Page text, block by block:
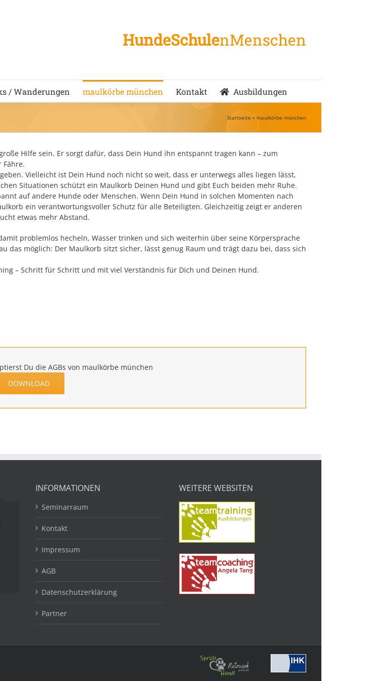
HundeSchulenMenschen
/ Wanderungen maulkörbe münchen Kontakt Ausbildungen
Startseite » maulkörbe münchen
Hilfe sein. Er sorgt dafür, dass Dein Hund ihn entspannt tragen kann – zum
Fähre.
Vielleicht ist Dein Hund noch nicht so weit, dass er unterwegs alles liegen lässt,
Situationen schützt ein Maulkorb Deinen Hund und gibt Euch beiden mehr Ruhe.
auf andere Hunde oder Menschen. Wenn Dein Hund in solchen Momenten nach
ein verantwortungsvoller Schutz für alle Beteiligten. Gleichzeitig zeigt er anderen
etwas mehr Abstand.
problemlos hecheln, Wasser trinken und sich weiterhin über seine Körpersprache
das möglich: Der Maulkorb sitzt sicher, lässt genug Raum und trägt dazu bei, dass sich
– Schritt für Schritt und mit viel Verständnis für Dich und Deinen Hund.
Du die AGBs von maulkörbe münchen
DOWNLOAD
INFORMATIONEN
Seminarraum
Kontakt
Impressum
AGB
Datenschutzerklärung
Partner
WEITERE WEBSITEN